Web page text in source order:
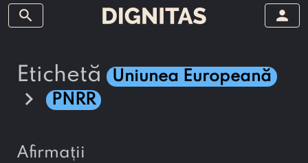
search person
etichetă Uniunea Europeană
chevron_right PNRR
afirmații